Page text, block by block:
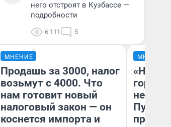
него отстроят в Кузбассе —
подробности
6 111 5
МНЕНИЕ
Продашь за 3000, налог
возьмут с 4000. Что
нам готовит новый
налоговый закон — он
коснется импорта и
МНЕНИЕ
«Нет